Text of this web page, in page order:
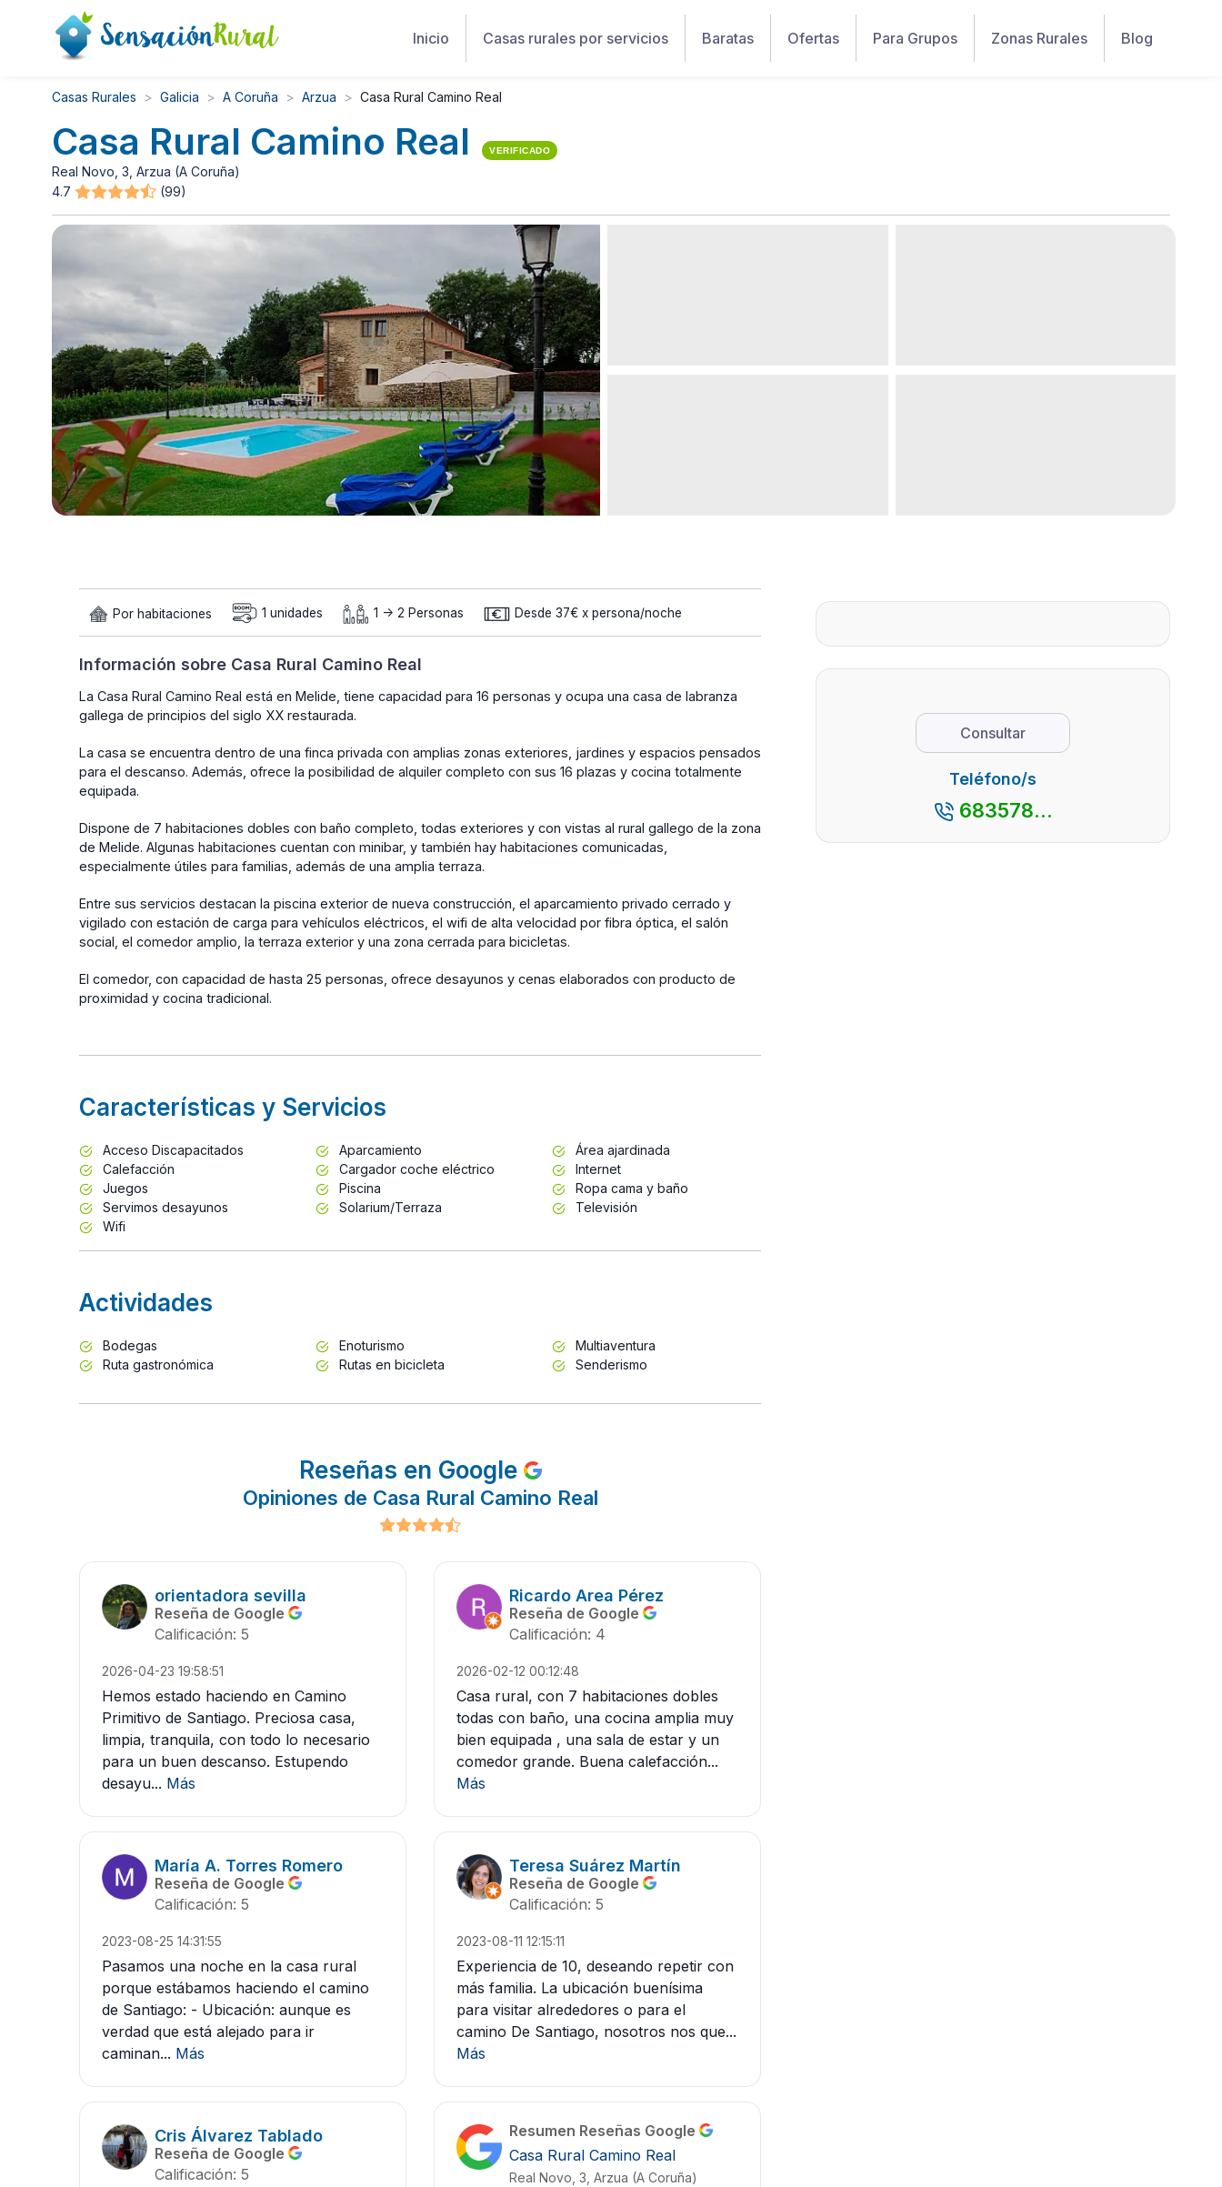
Inicio Casas rurales por servicios Baratas Ofertas Para Grupos Zonas Rurales Blog
Casas Rurales Galicia A Coruña Arzua Casa Rural Camino Real
Casa Rural Camino Real VERIFICADO
Real Novo, 3, Arzua (A Coruña)
4.7
(99)
Por habitaciones 1 unidades 1 -> 2 Personas Desde 37€ x persona/noche
Información sobre Casa Rural Camino Real
La Casa Rural Camino Real está en Melide, tiene capacidad para 16 personas y ocupa una casa de labranza
gallega de principios del siglo XX restaurada.
La casa se encuentra dentro de una finca privada con amplias zonas exteriores, jardines y espacios pensados
para el descanso. Además, ofrece la posibilidad de alquiler completo con sus 16 plazas y cocina totalmente
equipada.
Dispone de 7 habitaciones dobles con baño completo, todas exteriores y con vistas al rural gallego de la zona
de Melide. Algunas habitaciones cuentan con minibar, y también hay habitaciones comunicadas,
especialmente útiles para familias, además de una amplia terraza.
Entre sus servicios destacan la piscina exterior de nueva construcción, el aparcamiento privado cerrado y
vigilado con estación de carga para vehículos eléctricos, el wifi de alta velocidad por fibra óptica, el salón
social, el comedor amplio, la terraza exterior y una zona cerrada para bicicletas.
El comedor, con capacidad de hasta 25 personas, ofrece desayunos y cenas elaborados con producto de
proximidad y cocina tradicional.
Características y Servicios
Acceso Discapacitados Aparcamiento
Área ajardinada
Calefacción
Cargador coche eléctrico
Internet
Juegos
Piscina
Ropa cama y baño
Servimos desayunos
Solarium/Terraza
Televisión
Wifi
Actividades
Bodegas Enoturismo
Multiaventura
Ruta gastronómica
Rutas en bicicleta Senderismo
Reseñas en Google
Opiniones de Casa Rural Camino Real
orientadora sevilla
Reseña de Google
Calificación: 5
2026-04-23 19:58:51
Hemos estado haciendo en Camino
Primitivo de Santiago. Preciosa casa,
limpia, tranquila, con todo lo necesario
para un buen descanso. Estupendo
desayu... Más
Ricardo Area Pérez
Reseña de Google
Calificación: 4
2026-02-12 00:12:48
Casa rural, con 7 habitaciones dobles
todas con baño, una cocina amplia muy
bien equipada , una sala de estar y un
comedor grande. Buena calefacción...
Más
María A. Torres Romero
Reseña de Google
Calificación: 5
2023-08-25 14:31:55
Pasamos una noche en la casa rural
porque estábamos haciendo el camino
de Santiago: - Ubicación: aunque es
verdad que está alejado para ir
caminan... Más
Teresa Suárez Martín
Reseña de Google
Calificación: 5
2023-08-11 12:15:11
Experiencia de 10, deseando repetir con
más familia. La ubicación buenísima
para visitar alrededores o para el
camino De Santiago, nosotros nos que...
Más
Cris Álvarez Tablado
Reseña de Google
Calificación: 5
Resumen Reseñas Google
Casa Rural Camino Real
Real Novo, 3, Arzua (A Coruña)
Consultar
Teléfono/s
683578...